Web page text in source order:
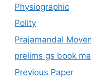
Physiographic
Polity
Prajamandal
prelims gs book
Previous Paper